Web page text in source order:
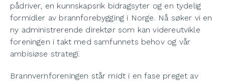
pådriver, en kunnskapsrik bidragsyter og en tydelig
formidler av brannforebygging i Norge. Nå søker vi en
ny administrerende direktør som kan videreutvikle
foreningen i takt med samfunnets behov og vår
ambisiøse strategi.
Brannvernforeningen står midt i en fase preget av